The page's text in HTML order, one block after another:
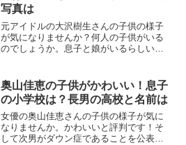
写真は
元アイドルの大沢樹生さんの子供の様子
が気になりませんか？何人の子供がいる
のでしょうか。息子と娘がいるらしいで
目も大きかったですね・・・この記事で
は大沢樹生さんの子供の様子について詳
しくまとめていきます。
奥山佳恵の子供がかわいい！息子
の小学校は？長男の高校と名前は
女優の奥山佳恵さんの子供の様子が気に
なりませんか。かわいいと評判です！そ
して次男がダウン症であることを公表し